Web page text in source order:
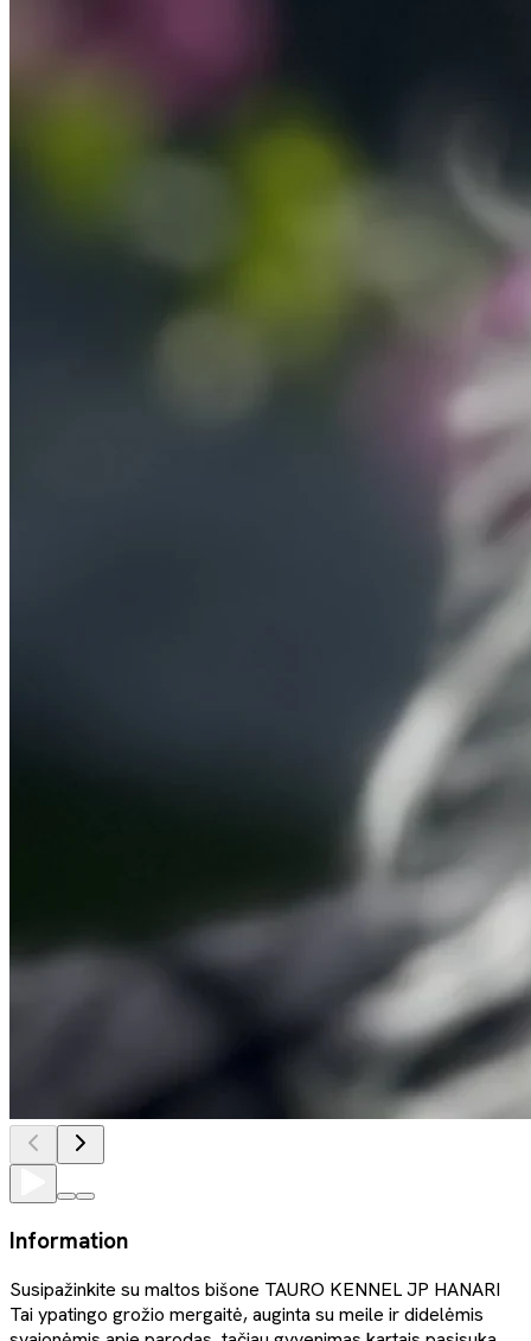
Information
Susipažinkite su maltos bišone TAURO KENNEL JP HANARI
Tai ypatingo grožio mergaitė, auginta su meile ir didelėmis